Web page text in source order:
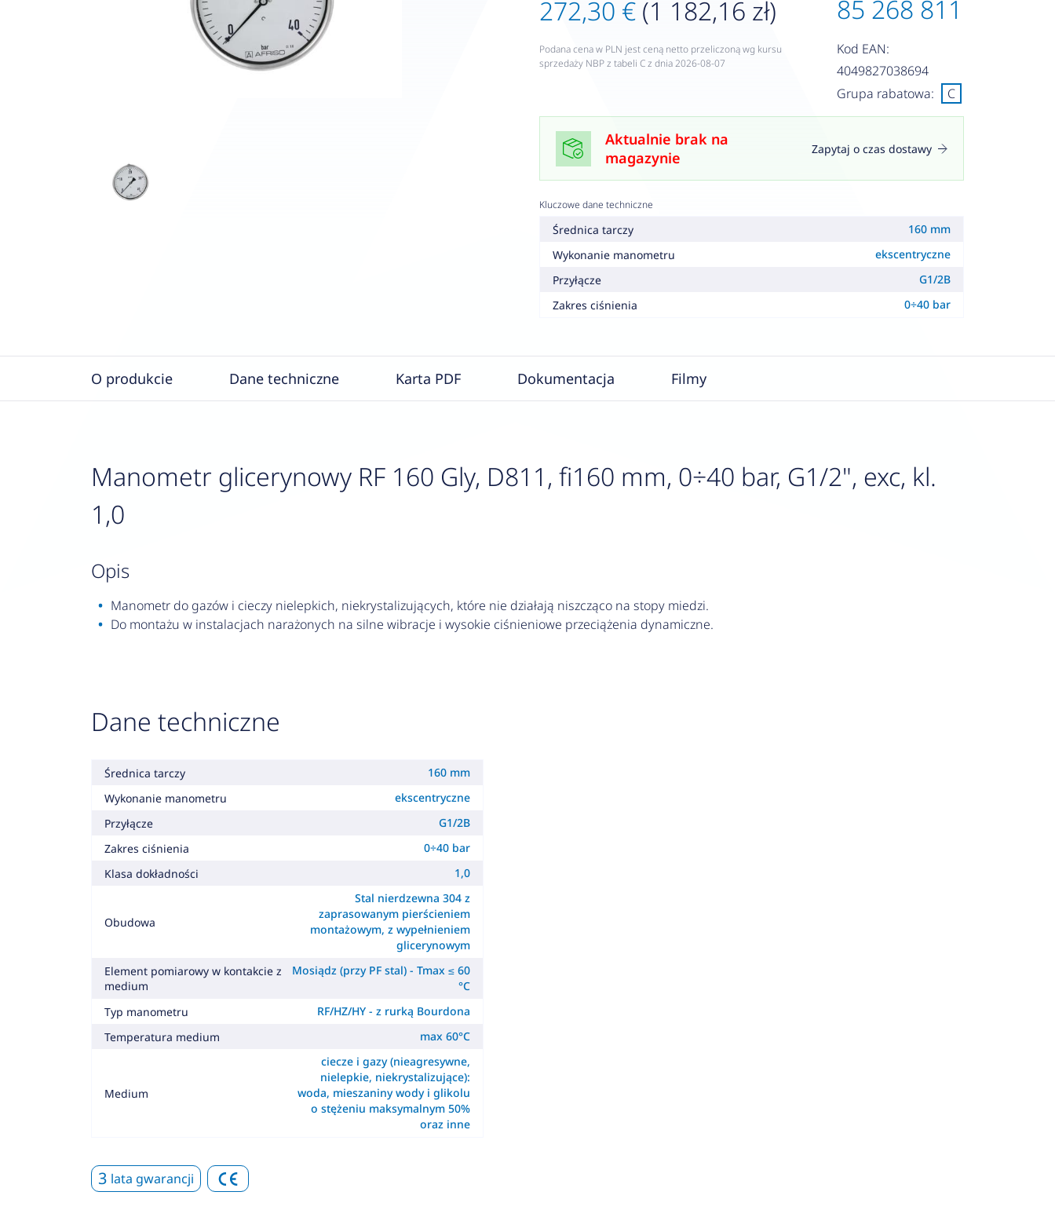
272,30 € (1 182,16 zł)
Podana cena w PLN jest ceną netto przeliczoną wg kursu
sprzedaży NBP z tabeli C z dnia 2026-08-07
85 268 811
Kod EAN:
4049827038694
Grupa rabatowa:
C
Aktualnie brak na
magazynie
Zapytaj o czas dostawy
Kluczowe dane techniczne
Średnica tarczy
160 mm
Wykonanie manometru
ekscentryczne
Przyłącze
G1/2B
Zakres ciśnienia
0÷40 bar
O produkcie Dane techniczne Karta PDF Dokumentacja Filmy
Manometr glicerynowy RF 160 Gly, D811, fi160 mm, 0÷40 bar, G1/2", exc, kl.
1,0
opis
Manometr do gazów i cieczy nielepkich, niekrystalizujących, które nie działają niszcząco na stopy miedzi.
Do montażu w instalacjach narażonych na silne wibracje i wysokie ciśnieniowe przeciążenia dynamiczne.
Dane techniczne
Średnica tarczy
160 mm
Wykonanie manometru
ekscentryczne
Przyłącze
G1/2B
Zakres ciśnienia
0÷40 bar
Klasa dokładności
1,0
Obudowa
Stal nierdzewna 304 z
zaprasowanym pierścieniem
montażowym, z wypełnieniem
glicerynowym
Element pomiarowy w kontakcie z
medium
Mosiądz (przy PF stal) - Tmax ≤ 60
°C
Typ manometru
RF/HZ/HY - z rurką Bourdona
Temperatura medium
max 60°C
Medium
ciecze i gazy (nieagresywne,
nielepkie, niekrystalizujące):
woda, mieszaniny wody i glikolu
o stężeniu maksymalnym 50%
oraz inne
3 lata gwarancji